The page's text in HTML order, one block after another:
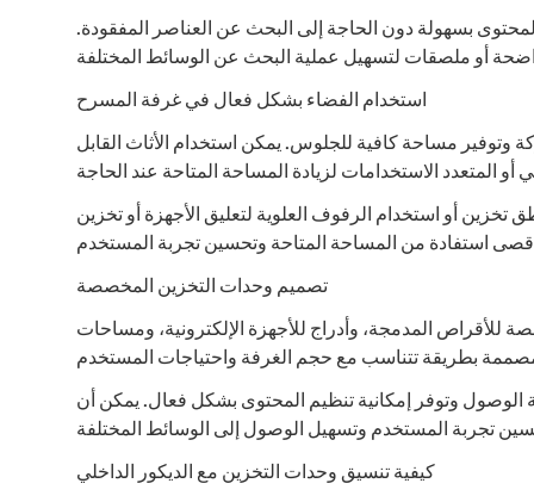
بسهولة دون الحاجة إلى البحث عن العناصر المفقودة.
استخدام الفضاء بشكل فعال في غرفة المسرح
مساحة كافية للجلوس. يمكن استخدام الأثاث القابل
أو استخدام الرفوف العلوية لتعليق الأجهزة أو تخزين
تصميم وحدات التخزين المخصصة
المدمجة، وأدراج للأجهزة الإلكترونية، ومساحات
وتوفر إمكانية تنظيم المحتوى بشكل فعال. يمكن أن
كيفية تنسيق وحدات التخزين مع الديكور الداخلي